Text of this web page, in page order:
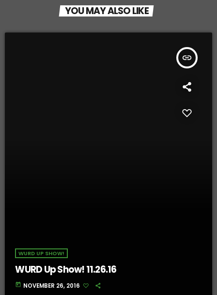
YOU MAY ALSO LIKE
insert_link
WURD UP SHOW!
WURD Up Show! 11.26.16
today NOVEMBER 26, 2016